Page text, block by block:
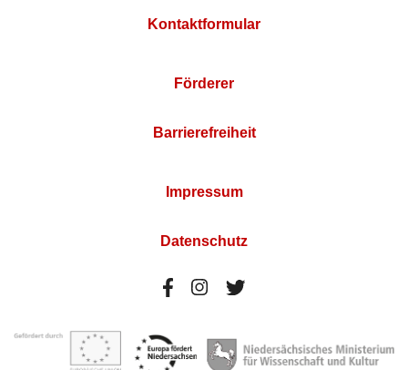
Kontaktformular
Förderer
Barrierefreiheit
Impressum
Datenschutz